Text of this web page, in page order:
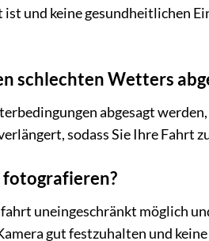
und keine gesundheitlichen
schlechten Wetters
abgesagt
sodass Sie Ihre Fahrt
uneingeschränkt möglich
gut festzuhalten und